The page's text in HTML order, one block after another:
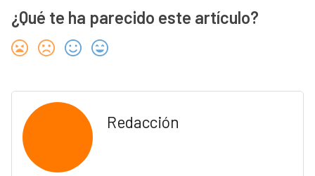
¿Qué te ha parecido este artículo?
Redacción